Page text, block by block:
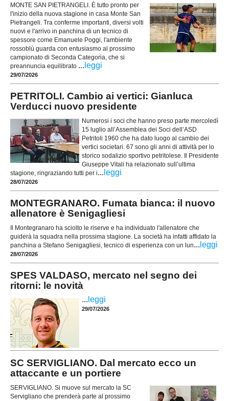
MONTE SAN PIETRANGELI. È tutto pronto per
l'inizio della nuova stagione in casa Monte San
Pietrangeli. Tra conferme importanti, diversi volti
nuovi e l'arrivo in panchina di un tecnico di
spessore come Emanuele Poggi, l'ambiente
rossoblù guarda con entusiasmo al prossimo
campionato di Seconda Categoria, che si
preannuncia equilibrato ... leggi
29/07/2026
PETRITOLI. Cambio ai vertici: Gianluca
Verducci nuovo presidente
Numerosi i soci che hanno preso parte mercoledì
15 luglio all’Assemblea dei Soci dell’ASD
Petritoli 1960 che ha dato luogo al cambio dei
vertici societari. 67 sono gli anni di attività per lo
storico sodalizio sportivo petritolese. Il Presidente
Giuseppe Vitali ha relazionato sull’ultima
stagione, ringraziando tutti per i... leggi
28/07/2026
MONTEGRANARO. Fumata bianca: il nuovo
allenatore è Senigagliesi
Il Montegranaro ha sciolto le riserve e ha individuato l'allenatore che
guiderà la squadra nella prossima stagione. La società ha infatti affidato la
panchina a Stefano Senigagliesi, tecnico di esperienza con un lun... leggi
28/07/2026
SPES VALDASO, mercato nel segno dei
ritorni: le novità
... leggi
29/07/2026
SC SERVIGLIANO. Dal mercato ecco un
attaccante e un portiere
SERVIGLIANO. Si muove sul mercato la SC
Servigliano che prenderà parte al prossimo